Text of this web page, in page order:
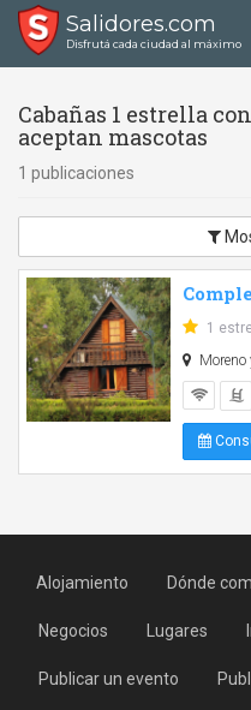
Salidores.com
Disfrutá cada ciudad al máximo
Cabañas 1 estrella
aceptan mascotas
1 publicaciones
1
Moreno
Alojamiento Dónde
Negocios Lugares
Publicar un evento